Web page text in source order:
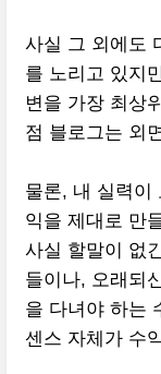
사실 그 외에도
를 노리고 있지
변을 가장 최상
점 블로그는 외
물론, 내 실력이
익을 제대로 만
사실 할말이 없
들이나, 오래되
을 다녀야 하는
센스 자체가 수